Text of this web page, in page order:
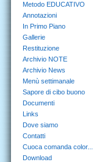
Metodo EDUCATIVO
Annotazioni
In Primo Piano
Gallerie
Restituzione
Archivio NOTE
Archivio News
Menù settimanale
Sapore di cibo buono
Documenti
Links
Dove siamo
Contatti
Cuoca comanda color...
Download